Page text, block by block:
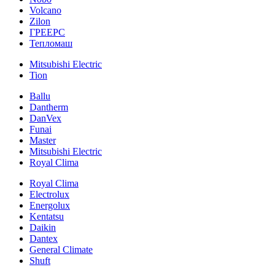
Volcano
Zilon
ГРЕЕРС
Тепломаш
Mitsubishi Electric
Tion
Ballu
Dantherm
DanVex
Funai
Master
Mitsubishi Electric
Royal Clima
Royal Clima
Electrolux
Energolux
Kentatsu
Daikin
Dantex
General Climate
Shuft